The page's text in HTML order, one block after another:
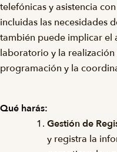
telefónicas y asistencia
incluidas las necesidades
también puede implicar el
laboratorio y la
programación y la
Qué harás:
Gestión de
y registra la